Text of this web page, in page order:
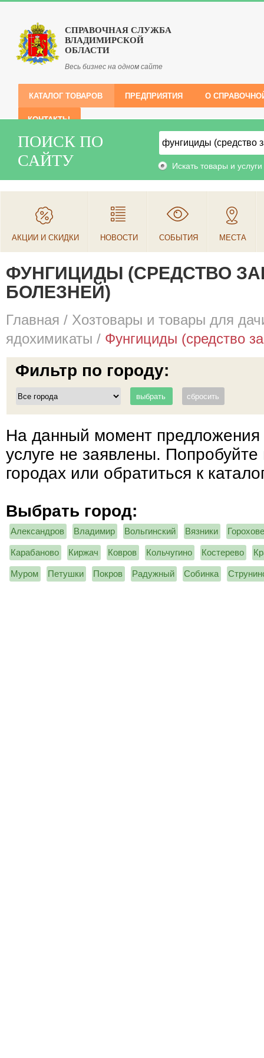
СПРАВОЧНАЯ СЛУЖБА
ВЛАДИМИРСКОЙ
ОБЛАСТИ
Весь бизнес на одном сайте
КАТАЛОГ ТОВАРОВ ПРЕДПРИЯТИЯ О
КОНТАКТЫ
ПОИСК ПО
САЙТУ
Искать товары и услуги
АКЦИИ И СКИДКИ НОВОСТИ СОБЫТИЯ МЕСТА
ФУНГИЦИДЫ (СРЕДСТВО
БОЛЕЗНЕЙ)
Главная / Хозтовары и товары для
ядохимикаты / Фунгициды (средство
Фильтр по городу:
На данный момент предложения
услуге не заявлены. Попробуйте
городах или обратиться к
Выбрать город:
Александров Владимир Вольгинский Вязники
Карабаново Киржач Ковров Кольчугино Костерево
Муром Петушки Покров Радужный Собинка